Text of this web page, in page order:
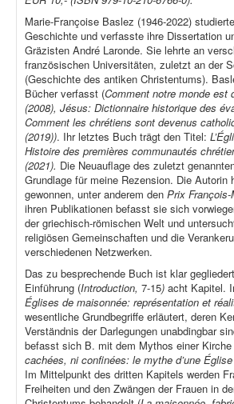
Marie-Françoise Baslez (1946-2022)
Geschichte und verfasste ihre Dissertation
Gräzisten André Laronde. Sie lehrte an
französischen Universitäten, zuletzt an der
(Geschichte des antiken Christentums).
Bücher verfasst (Comment notre monde est
(2008), Jésus: Dictionnaire historique des
Comment les chrétiens sont devenus
(2019)). Ihr letztes Buch trägt den Titel:
Histoire des premières communautés
(2021). Die Neuauflage des zuletzt
Grundlage für meine Rezension. Die Autorin
gewonnen, unter anderem den Prix François-
ihren Publikationen befasst sie sich
der griechisch-römischen Welt und
religiösen Gemeinschaften und die
verschiedenen Netzwerken.
Das zu besprechende Buch ist klar
Einführung (Introduction, 7-15) acht Kapitel.
Églises de maisonnée: représentation et
wesentliche Grundbegriffe erläutert, deren
Verständnis der Darlegungen unabdingbar
befasst sich B. mit dem Mythos einer Kirche
cachées, ni confinées: le mythe d’une
Im Mittelpunkt des dritten Kapitels werden
Freiheiten und den Zwängen der Frauen in